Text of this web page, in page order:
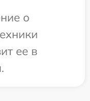
о
ее в